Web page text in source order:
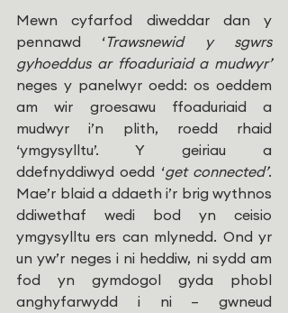
Mewn cyfarfod diweddar dan y
pennawd ‘Trawsnewid y sgwrs
gyhoeddus ar ffoaduriaid a mudwyr’
neges y panelwyr oedd: os oeddem
am wir groesawu ffoaduriaid a
mudwyr i’n plith, roedd rhaid
‘ymgysylltu’. Y geiriau a
ddefnyddiwyd oedd ‘get connected’.
Mae’r blaid a ddaeth i’r brig wythnos
ddiwethaf wedi bod yn ceisio
ymgysylltu ers can mlynedd. Ond yr
un yw’r neges i ni heddiw, ni sydd am
fod yn gymdogol gyda phobl
anghyfarwydd i ni – gwneud